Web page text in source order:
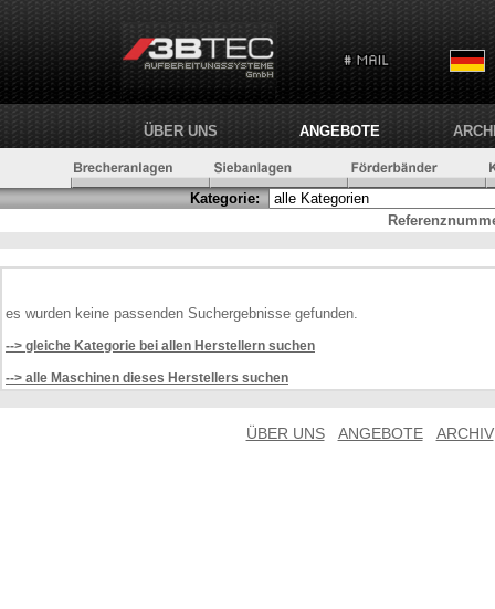
ÜBER UNS ANGEBOTE
Kategorie:
es wurden keine passenden Suchergebnisse gefunden.
--> gleiche Kategorie bei allen Herstellern suchen
--> alle Maschinen dieses Herstellers suchen
ÜBER UNS ANGEBOTE ARCHIV